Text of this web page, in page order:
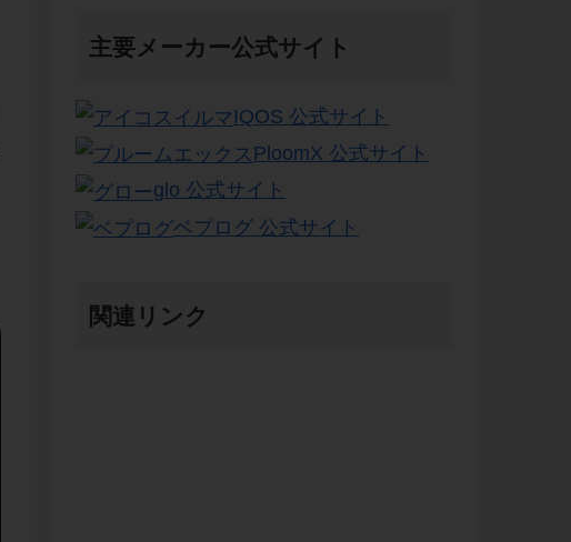
主要メーカー公式サイト
IQOS 公式サイト
PloomX 公式サイト
glo 公式サイト
ベプログ 公式サイト
関連リンク